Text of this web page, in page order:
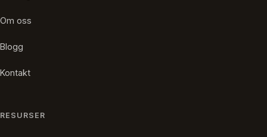
Om oss
Blogg
Kontakt
RESURSER